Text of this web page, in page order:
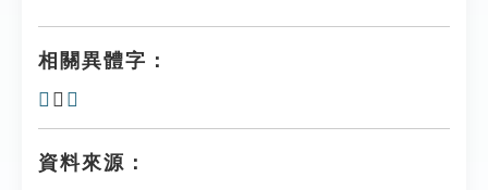
相關異體字：
𩇋 、 霿
資料來源：